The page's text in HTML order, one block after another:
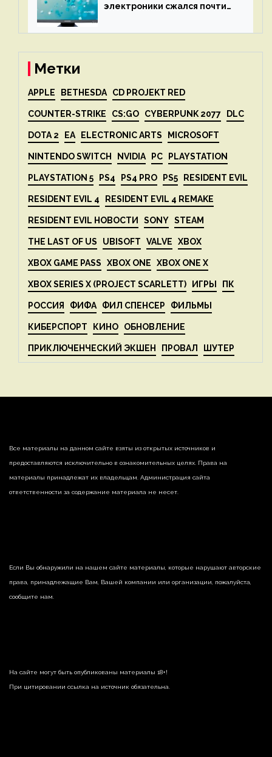
электроники сжался почти
Метки
APPLE BETHESDA CD PROJEKT RED
COUNTER-STRIKE CS:GO CYBERPUNK 2077 DLC
DOTA 2 EA ELECTRONIC ARTS MICROSOFT
NINTENDO SWITCH NVIDIA PC PLAYSTATION
PLAYSTATION 5 PS4 PS4 PRO PS5 RESIDENT EVIL
RESIDENT EVIL 4 RESIDENT EVIL 4 REMAKE
RESIDENT EVIL НОВОСТИ SONY STEAM
THE LAST OF US UBISOFT VALVE XBOX
XBOX GAME PASS XBOX ONE XBOX ONE X
XBOX SERIES X (PROJECT SCARLETT) ИГРЫ ПК
РОССИЯ ФИФА ФИЛ СПЕНСЕР ФИЛЬМЫ
КИБЕРСПОРТ КИНО ОБНОВЛЕНИЕ
ПРИКЛЮЧЕНЧЕСКИЙ ЭКШЕН ПРОВАЛ ШУТЕР
Все материалы на данном сайте взяты из открытых источников и
предоставляются исключительно в ознакомительных целях. Права на
материалы принадлежат их владельцам. Администрация сайта
ответственности за содержание материала не несет.
Если Вы обнаружили на нашем сайте материалы, которые нарушают авторские
права, принадлежащие Вам, Вашей компании или организации, пожалуйста,
сообщите нам.
На сайте могут быть опубликованы материалы 18+!
При цитировании ссылка на источник обязательна.